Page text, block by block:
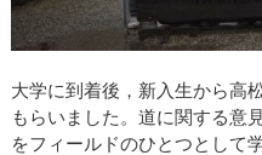
大学に到着後，新入生から高
もらいました。道に関する意
をフィールドのひとつとして